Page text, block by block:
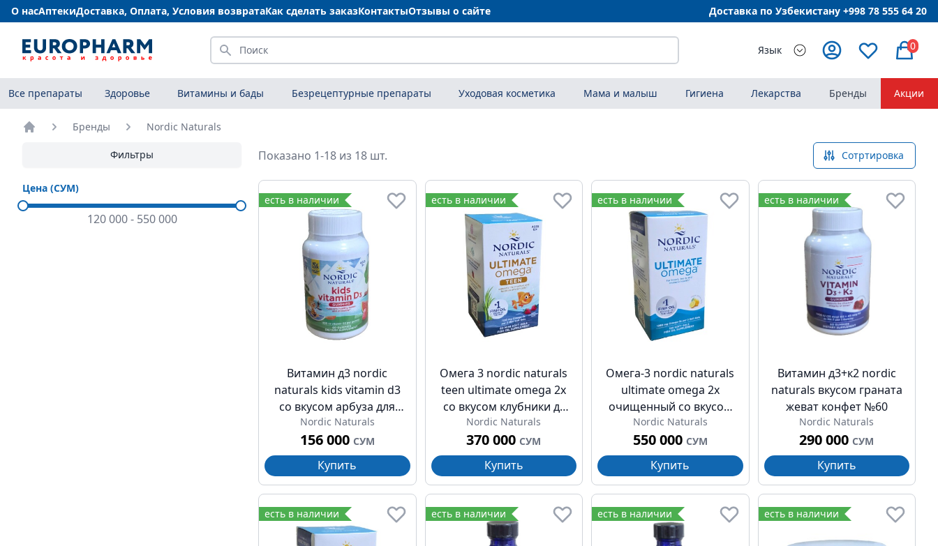
О насАптекиДоставка, Оплата, Условия возвратаКак сделать заказКонтактыОтзывы о сайте Доставка по Узбекистану +998 78 555 64 20
Искать Язык 0
Все препараты Здоровье Витамины и бады Безрецептурные препараты Уходовая косметика Мама и малыш Гигиена Лекарства Бренды Акции
Бренды Nordic Naturals
Фильтры
Цена (СУМ)
120 000- 550 000
Показано 1-18 из 18 шт. Сотртировка
есть в наличии
Витамин д3 nordic
naturals kids vitamin d3
со вкусом арбуза для
детей жеват конфет
400ме №60
Nordic Naturals
156 000 СУМ
Купить
есть в наличии
Омега 3 nordic naturals
teen ultimate omega 2x
со вкусом клубники д/
подростков 12л+
капсулы 1120мг №60
Nordic Naturals
370 000 СУМ
Купить
есть в наличии
Омега-3 nordic naturals
ultimate omega 2x
очищенный со вкусом
лимона капсулы 1280мг
№120
Nordic Naturals
550 000 СУМ
Купить
есть в наличии
Витамин д3+к2 nordic
naturals вкусом граната
жеват конфет №60
Nordic Naturals
290 000 СУМ
Купить
есть в наличии есть в наличии есть в наличии есть в наличии